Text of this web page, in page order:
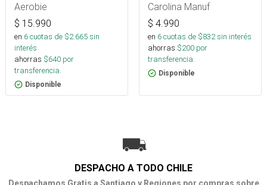
Aerobie
$ 15.990
en 6cuotas de $2.665sin
interés
ahorras $640 por
transferencia.
Disponible
Carolina Manuf
$ 4.990
en 6cuotas de $832sin interés
ahorras $200 por
transferencia.
Disponible
DESPACHO A TODO CHILE